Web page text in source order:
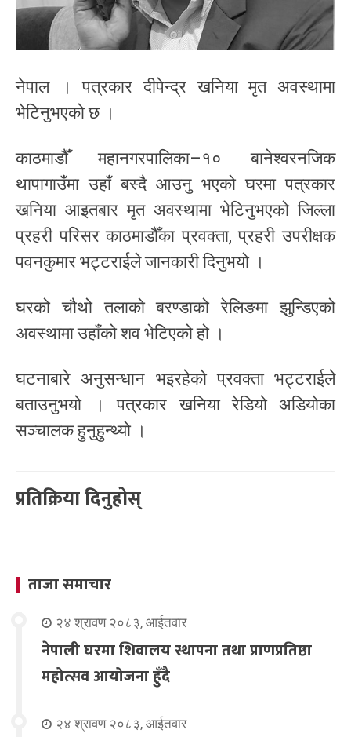
नेपाल । पत्रकार दीपेन्द्र खनिया मृत अवस्थामा
भेटिनुभएको छ ।
काठमाडौँ महानगरपालिका–१० बानेश्वरनजिक
थापागाउँमा उहाँ बस्दै आउनु भएको घरमा पत्रकार
खनिया आइतबार मृत अवस्थामा भेटिनुभएको जिल्ला
प्रहरी परिसर काठमाडौँका प्रवक्ता, प्रहरी उपरीक्षक
पवनकुमार भट्टराईले जानकारी दिनुभयो ।
घरको चौथो तलाको बरण्डाको रेलिङमा झुन्डिएको
अवस्थामा उहाँको शव भेटिएको हो ।
घटनाबारे अनुसन्धान भइरहेको प्रवक्ता भट्टराईले
बताउनुभयो । पत्रकार खनिया रेडियो अडियोका
सञ्चालक हुनुहुन्थ्यो ।
प्रतिक्रिया दिनुहोस्
ताजा समाचार
२४ श्रावण २०८३, आईतवार
नेपाली घरमा शिवालय स्थापना तथा प्राणप्रतिष्ठा
महोत्सव आयोजना हुँदै
२४ श्रावण २०८३, आईतवार